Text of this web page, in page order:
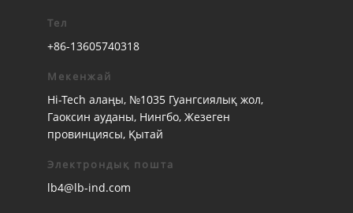
Тел
+86-13605740318
Мекенжай
Hi-Tech алаңы, №1035 Гуангсиялық жол,
Гаоксин ауданы, Нингбо, Жезеген
провинциясы, Қытай
Электрондық пошта
lb4@lb-ind.com